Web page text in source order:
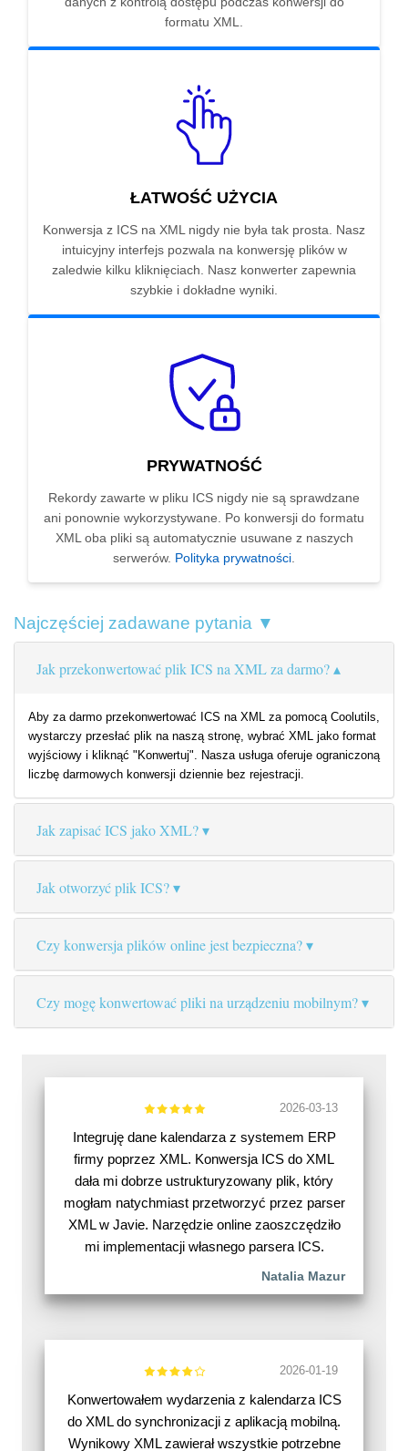
formatu XML.
ŁATWOŚĆ UŻYCIA
Konwersja z ICS na XML nigdy nie była tak prosta. Nasz
intuicyjny interfejs pozwala na konwersję plików w
zaledwie kilku kliknięciach. Nasz konwerter zapewnia
szybkie i dokładne wyniki.
PRYWATNOŚĆ
Rekordy zawarte w pliku ICS nigdy nie są sprawdzane
ani ponownie wykorzystywane. Po konwersji do formatu
XML oba pliki są automatycznie usuwane z naszych
serwerów. Polityka prywatności.
Najczęściej zadawane pytania ▼
Jak przekonwertować plik ICS na XML za darmo?
Aby za darmo przekonwertować ICS na XML za pomocą Coolutils,
wystarczy przesłać plik na naszą stronę, wybrać XML jako format
wyjściowy i kliknąć "Konwertuj". Nasza usługa oferuje ograniczoną
liczbę darmowych konwersji dziennie bez rejestracji.
Jak zapisać ICS jako XML?
Jak otworzyć plik ICS?
Czy konwersja plików online jest bezpieczna?
Czy mogę konwertować pliki na urządzeniu mobilnym?
2026-03-13
Integruję dane kalendarza z systemem ERP
firmy poprzez XML. Konwersja ICS do XML
dała mi dobrze ustrukturyzowany plik, który
mogłam natychmiast przetworzyć przez parser
XML w Javie. Narzędzie online zaoszczędziło
mi implementacji własnego parsera ICS.
Natalia Mazur
2026-01-19
Konwertowałem wydarzenia z kalendarza ICS
do XML do synchronizacji z aplikacją mobilną.
Wynikowy XML zawierał wszystkie potrzebne